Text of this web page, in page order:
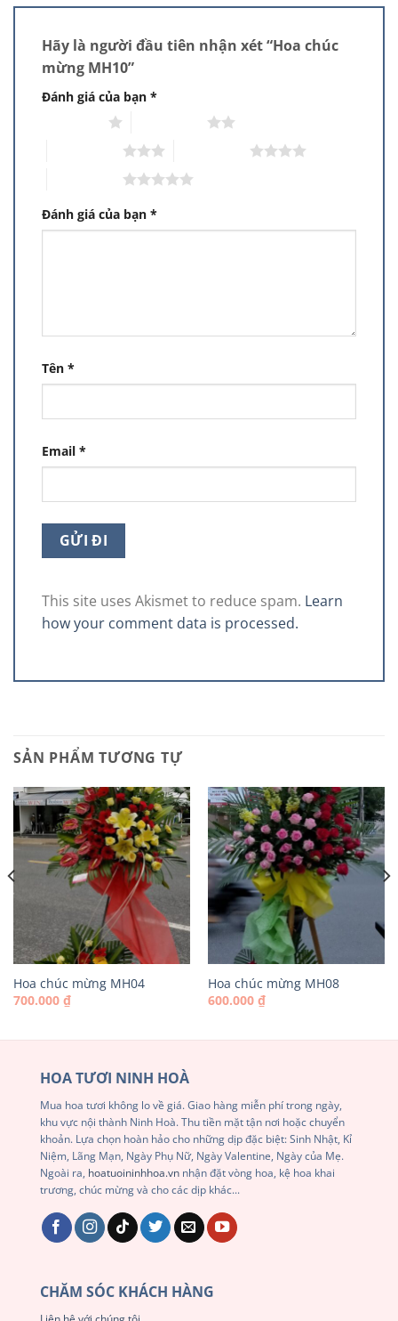
Hãy là người đầu tiên nhận xét “Hoa chúc
mừng MH10”
Đánh giá của bạn *
Đánh giá của bạn *
Tên *
Email *
This site uses Akismet to reduce spam. Learn
how your comment data is processed.
SẢN PHẨM TƯƠNG TỰ
Hoa chúc mừng MH04
700.000 ₫
Hoa chúc mừng MH08
600.000 ₫
HOA TƯƠI NINH HOÀ
Mua hoa tươi không lo về giá. Giao hàng miễn phí trong ngày,
khu vực nội thành Ninh Hoà. Thu tiền mặt tận nơi hoặc chuyển
khoản. Lựa chọn hoàn hảo cho những dịp đặc biệt: Sinh Nhật, Kỉ
Niệm, Lãng Mạn, Ngày Phụ Nữ, Ngày Valentine, Ngày của Mẹ.
Ngoài ra, hoatuoininhhoa.vn nhận đặt vòng hoa, kệ hoa khai
trương, chúc mừng và cho các dịp khác...
CHĂM SÓC KHÁCH HÀNG